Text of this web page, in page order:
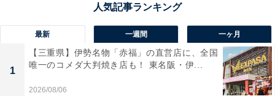
ん。購入されることがわかったら、他のフリマアプリの
えられます。
ただし、他のフリマアプリなどに二重に出品することに
関しては、メルカリの禁止行為に該当する可能性があり
最新 一週間 一ヶ月
1
【三重県】伊勢名物「赤福」の直営店に、全国
唯一のコメダ大判焼き店も！ 東名阪・伊...
2026/08/06